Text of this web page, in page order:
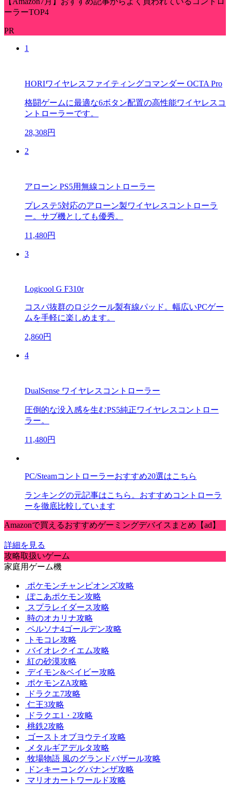
ーラーTOP4
PR
1
HORIワイヤレスファイティングコマンダー OCTA Pro
格闘ゲームに最適な6ボタン配置の高性能ワイヤレスコ
ントローラーです。
28,308円
2
アローン PS5用無線コントローラー
プレステ5対応のアローン製ワイヤレスコントローラ
ー。サブ機としても優秀。
11,480円
3
Logicool G F310r
コスパ抜群のロジクール製有線パッド。幅広いPCゲー
ムを手軽に楽しめます。
2,860円
4
DualSense ワイヤレスコントローラー
圧倒的な没入感を生むPS5純正ワイヤレスコントロー
ラー。
11,480円
PC/Steamコントローラーおすすめ20選はこちら
ランキングの元記事はこちら。おすすめコントローラ
ーを徹底比較しています
Amazonで買えるおすすめゲーミングデバイスまとめ【ad】
詳細を見る
攻略取扱いゲーム
家庭用ゲーム機
ポケモンチャンピオンズ攻略
ぽこあポケモン攻略
スプラレイダース攻略
時のオカリナ攻略
ペルソナ4ゴールデン攻略
トモコレ攻略
バイオレクイエム攻略
紅の砂漠攻略
デイモン&ベイビー攻略
ポケモンZA攻略
ドラクエ7攻略
仁王3攻略
ドラクエ1・2攻略
桃鉄2攻略
ゴーストオブヨウテイ攻略
メタルギアデルタ攻略
牧場物語 風のグランドバザール攻略
ドンキーコングバナンザ攻略
マリオカートワールド攻略